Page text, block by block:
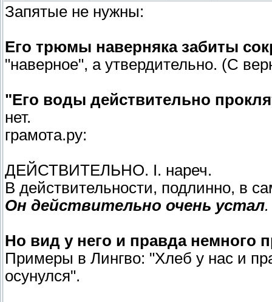
Запятые не нужны:
Его трюмы наверняка забиты
"наверное", а утвердительно. (С
"Eго воды действительно
нет.
грамота.ру:
ДЕЙСТВИТЕЛЬНО. I. нареч.
В действительности, подлинно, в
Он действительно очень устал.
Но вид у него и правда немного
Примеры в Лингво: "Хлеб у нас и
осунулся".